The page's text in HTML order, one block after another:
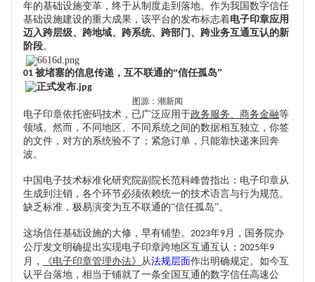
年的基础设施变革，终于从制度走到落地。作为我国数字信任
基础设施建设的重大成果，该平台的发布标志着电子印章应用
迈入跨层级、跨地域、跨系统、跨部门、跨业务互通互认的新
阶段。
01 被堵塞的信息传递，互不联通的“信任孤岛”
图源：潮新闻
电子印章依托密码技术，已广泛应用于政务服务、商务金融等
领域。然而，不同地区、不同系统之间的数据相互独立 ， 你签
的文件，对方的系统验不了；紧急订单，只能靠快递来回奔
波。
中国电子技术标准化研究院副院长范科峰曾指出：电子印章从
生成到注销，各个环节必须依赖统一的技术语言与行为规范。
缺乏标准，极易演变为互不联通的“信任孤岛”。
这场信任基础设施的大修，早有铺垫。 2023年9 月，国务院办
公厅发文明确提出实现电子印章跨地区互通互认； 2025年9
月，
《电子印章管理办法》 从法规层面作出明确规定。如今互
认平台落地，相当于铺就了一条全国互通的数字信任高速公